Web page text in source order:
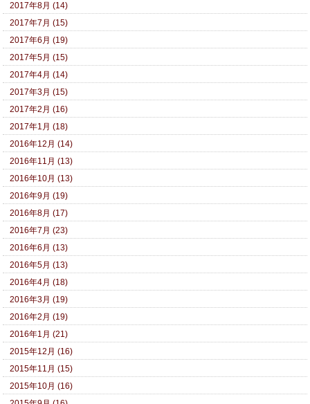
2017年8月 (14)
2017年7月 (15)
2017年6月 (19)
2017年5月 (15)
2017年4月 (14)
2017年3月 (15)
2017年2月 (16)
2017年1月 (18)
2016年12月 (14)
2016年11月 (13)
2016年10月 (13)
2016年9月 (19)
2016年8月 (17)
2016年7月 (23)
2016年6月 (13)
2016年5月 (13)
2016年4月 (18)
2016年3月 (19)
2016年2月 (19)
2016年1月 (21)
2015年12月 (16)
2015年11月 (15)
2015年10月 (16)